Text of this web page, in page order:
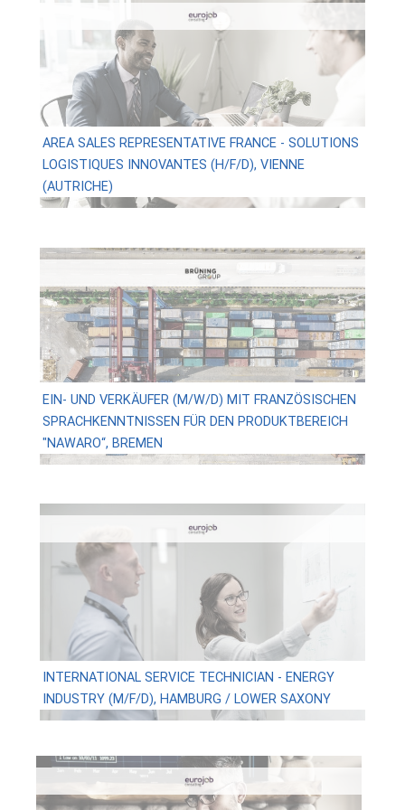
AREA SALES REPRESENTATIVE FRANCE - SOLUTIONS
LOGISTIQUES INNOVANTES (H/F/D), VIENNE
(AUTRICHE)
EIN- UND VERKÄUFER (M/W/D) MIT FRANZÖSISCHEN
SPRACHKENNTNISSEN FÜR DEN PRODUKTBEREICH
"NAWARO“, BREMEN
INTERNATIONAL SERVICE TECHNICIAN - ENERGY
INDUSTRY (M/F/D), HAMBURG / LOWER SAXONY